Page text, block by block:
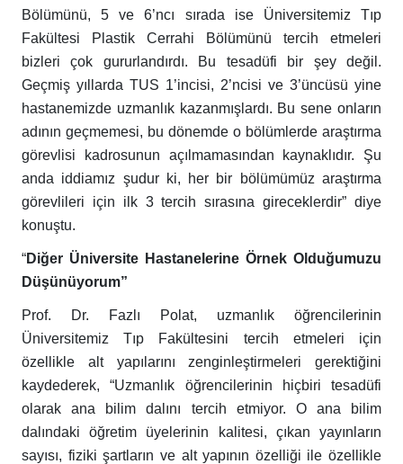
Bölümünü, 5 ve 6’ncı sırada ise Üniversitemiz Tıp
Fakültesi Plastik Cerrahi Bölümünü tercih etmeleri
bizleri çok gururlandırdı. Bu tesadüfi bir şey değil.
Geçmiş yıllarda TUS 1’incisi, 2’ncisi ve 3’üncüsü yine
hastanemizde uzmanlık kazanmışlardı. Bu sene onların
adının geçmemesi, bu dönemde o bölümlerde araştırma
görevlisi kadrosunun açılmamasından kaynaklıdır. Şu
anda iddiamız şudur ki, her bir bölümümüz araştırma
görevlileri için ilk 3 tercih sırasına gireceklerdir” diye
konuştu.
“Diğer Üniversite Hastanelerine Örnek Olduğumuzu
Düşünüyorum”
Prof. Dr. Fazlı Polat, uzmanlık öğrencilerinin
Üniversitemiz Tıp Fakültesini tercih etmeleri için
özellikle alt yapılarını zenginleştirmeleri gerektiğini
kaydederek, “Uzmanlık öğrencilerinin hiçbiri tesadüfi
olarak ana bilim dalını tercih etmiyor. O ana bilim
dalındaki öğretim üyelerinin kalitesi, çıkan yayınların
sayısı, fiziki şartların ve alt yapının özelliği ile özellikle